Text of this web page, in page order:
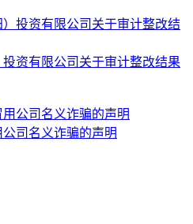
资有限公司关于审计整改结果
司名义诈骗的声明